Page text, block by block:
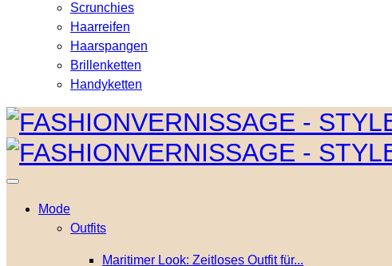
Scrunchies
Haarreifen
Haarspangen
Brillenketten
Handyketten
Mode
Outfits
Maritimer Look: Zeitloses Outfit für...